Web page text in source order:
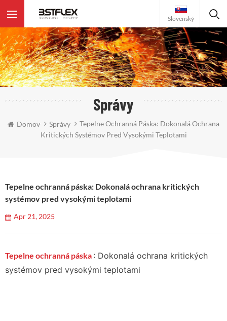
Slovenský
Správy
Domov Správy
Tepelne Ochranná Páska: Dokonalá Ochrana
Kritických Systémov Pred Vysokými Teplotami
Tepelne ochranná páska: Dokonalá ochrana kritických
systémov pred vysokými teplotami
Apr 21, 2025
Tepelne ochranná páska : Dokonalá ochrana kritických
systémov pred vysokými teplotami